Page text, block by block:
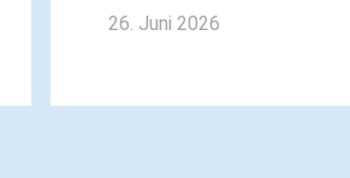
26. Juni 2026